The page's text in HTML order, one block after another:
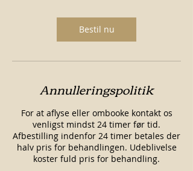
m
Bestil nu
Annulleringspolitik
For at aflyse eller ombooke kontakt os
venligst mindst 24 timer før tid.
Afbestilling indenfor 24 timer betales der
halv pris for behandlingen. Udeblivelse
koster fuld pris for behandling.